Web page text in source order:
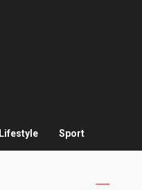
Lifestyle Sport